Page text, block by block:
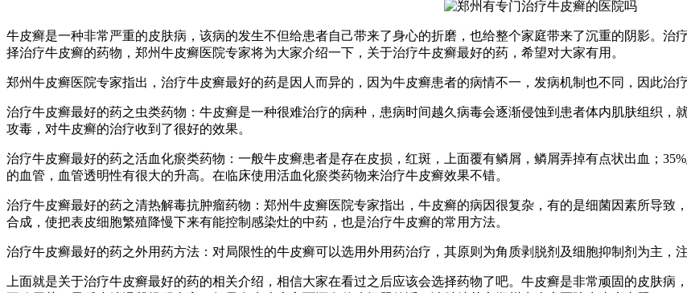
牛皮癣是一种非常严重的皮肤病，该病的发生不但给患者自己带来了身心的折磨，也给整个家庭带来了沉重的阴影。
择治疗牛皮癣的药物，郑州牛皮癣医院专家将为大家介绍一下，关于治疗牛皮癣最好的药，希望对大家有用。
郑州牛皮癣医院专家指出，治疗牛皮癣最好的药是因人而异的，因为牛皮癣患者的病情不一，发病机制也不同，因此治
治疗牛皮癣最好的药之虫类药物：牛皮癣是一种很难治疗的病种，患病时间越久病毒会逐渐侵蚀到患者体内肌肤组织
攻毒，对牛皮癣的治疗收到了很好的效果。
治疗牛皮癣最好的药之活血化瘀类药物：一般牛皮癣患者是存在皮损，红斑，上面覆有鳞屑，鳞屑弄掉有点状出血；
的血管，血管透明性有很大的升高。在临床使用活血化瘀类药物来治疗牛皮癣效果不错。
治疗牛皮癣最好的药之清热解毒抗肿瘤药物：郑州牛皮癣医院专家指出，牛皮癣的病因很复杂，有的是细菌因素所导
合成，使把表皮细胞繁殖降慢下来有能控制感染灶的中药，也是治疗牛皮癣的常用方法。
治疗牛皮癣最好的药之外用药方法：对局限性的牛皮癣可以选用外用药治疗，其原则为角质剥脱剂及细胞抑制剂为主，
上面就是关于治疗牛皮癣最好的药的相关介绍，相信大家在看过之后应该会选择药物了吧。牛皮癣是非常顽固的皮肤病